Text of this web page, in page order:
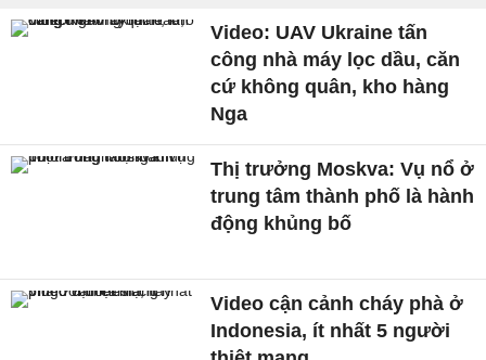
Video: UAV Ukraine tấn
công nhà máy lọc dầu, căn
cứ không quân, kho hàng
Nga
Thị trưởng Moskva: Vụ nổ ở
trung tâm thành phố là hành
động khủng bố
Video cận cảnh cháy phà ở
Indonesia, ít nhất 5 người